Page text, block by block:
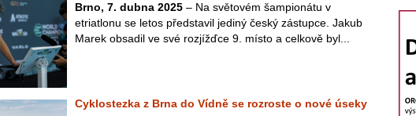
Brno, 7. dubna 2025 – Na světovém šampionátu v
etriatlonu se letos představil jediný český zástupce. Jakub
Marek obsadil ve své rozjížďce 9. místo a celkově byl...
Cyklostezka z Brna do Vídně se rozroste o nové úseky